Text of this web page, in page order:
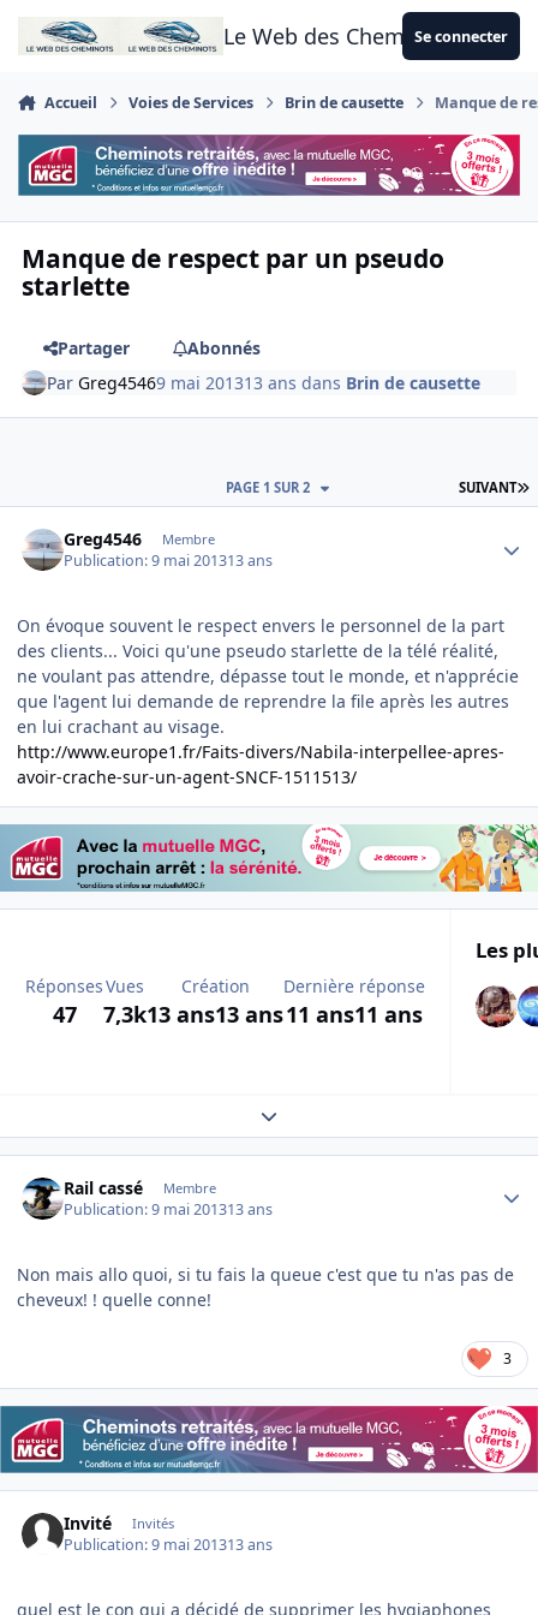
Aller au contenu
Le Web des CheminotsSe connecter
Accueil Voies de Services Brin de causette Manque de
Manque de respect par un pseudo
starlette
Partager
Abonnés
ParGreg45469 mai 201313 ans dans Brin de causette
SUIVANT
PAGE 1 SUR 2
Greg4546 Membre
Publication:9 mai 201313 ans
On évoque souvent le respect envers le personnel de la part
des clients... Voici qu'une pseudo starlette de la télé réalité,
ne voulant pas attendre, dépasse tout le monde, et n'apprécie
que l'agent lui demande de reprendre la file après les autres
en lui crachant au visage.
http://www.europe1.fr/Faits-divers/Nabila-interpellee-apres-
avoir-crache-sur-un-agent-SNCF-1511513/
Réponses
47
Vues
7,3k
Création
13 ans13 ans
Dernière réponse
11 ans11 ans
Les
Expand topic overview
Rail cassé Membre
Publication:9 mai 201313 ans
Non mais allo quoi, si tu fais la queue c'est que tu n'as pas de
cheveux! ! quelle conne!
3
Invité Invités
Publication:9 mai 201313 ans
quel est le con qui a décidé de supprimer les hygiaphones